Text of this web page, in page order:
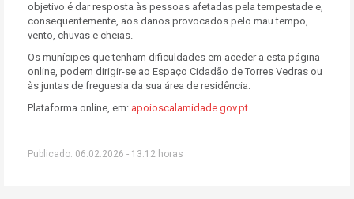
objetivo é dar resposta às pessoas afetadas pela tempestade e,
consequentemente, aos danos provocados pelo mau tempo,
vento, chuvas e cheias.
Os munícipes que tenham dificuldades em aceder a esta página
online, podem dirigir-se ao Espaço Cidadão de Torres Vedras ou
às juntas de freguesia da sua área de residência.
Plataforma online, em: apoioscalamidade.gov.pt
Publicado: 06.02.2026 - 13:12 horas